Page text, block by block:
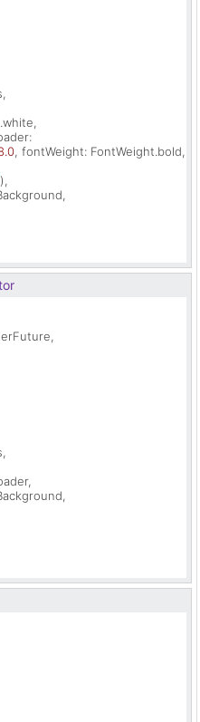
, fontWeight: FontWeight.bold,
),